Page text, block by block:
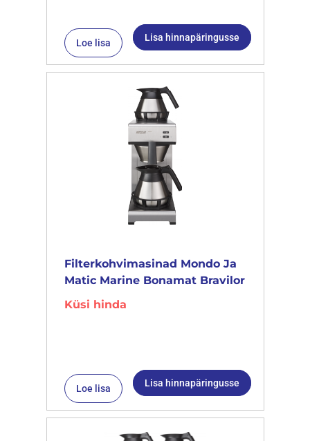
Loe lisa Lisa hinnapäringusse
Filterkohvimasinad Mondo Ja
Matic Marine Bonamat Bravilor
Küsi hinda
Loe lisa Lisa hinnapäringusse